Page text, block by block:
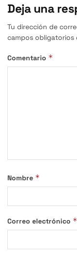
Deja una
Tu dirección de
campos obligatorios
Comentario *
Nombre *
Correo electrónico *